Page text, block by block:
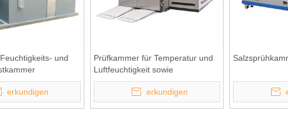
und
erkundigen
Prüfkammer für Temperatur und
Luftfeuchtigkeit sowie
Salzsprühkorrosion
erkundigen